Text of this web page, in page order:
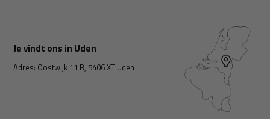
Je vindt ons in Uden
Adres: Oostwijk 11 B, 5406 XT Uden